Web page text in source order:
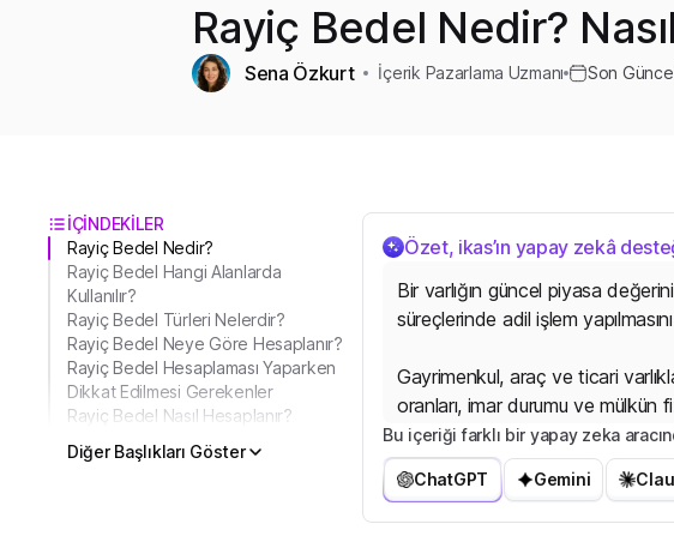
Rayiç Bedel Nedir?
Sena Özkurt İçerik Pazarlama Uzmanı Son
İÇİNDEKİLER
Rayiç Bedel Nedir?
Rayiç Bedel Hangi Alanlarda
Kullanılır?
Rayiç Bedel Türleri Nelerdir?
Rayiç Bedel Neye Göre Hesaplanır?
Rayiç Bedel Hesaplaması Yaparken
Dikkat Edilmesi Gerekenler
Rayiç Bedel Nasıl Hesaplanır?
Diğer Başlıkları Göster
Özet, ikas’ın yapay zekâ
Bir varlığın güncel piyasa
süreçlerinde adil işlem
Gayrimenkul, araç ve ticari
oranları, imar durumu ve mülkün
hesaplanır.
Konut ve arsa değerlemelerinde
baz alınırken, motorlu
Bu içeriği farklı bir yapay zeka
ChatGPT Gemini